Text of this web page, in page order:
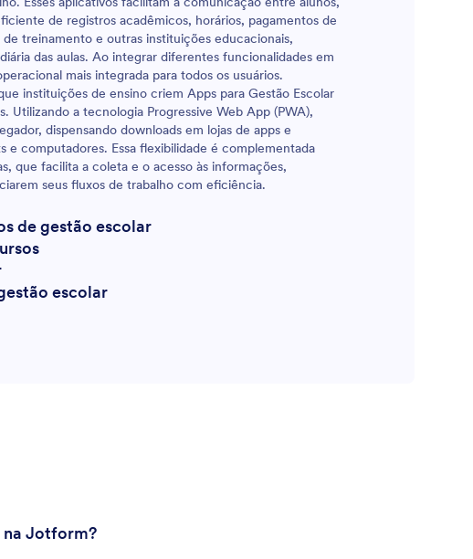
usando este App
personalizável.
inicial, adicione novos quizzes ou atualize
os existentes, inclua links, documentos e
imagens — e configure cálculos para gerar
notas automaticamente. Economize tempo
(e papel!) com um App Quiz de Matemática
gratuito da Jotform.
de registros acadêmicos, horários, pagamentos de
treinamento e outras instituições educacionais,
das aulas. Ao integrar diferentes funcionalidades em
mais integrada para todos os usuários.
instituições de ensino criem Apps para Gestão Escolar
Utilizando a tecnologia Progressive Web App (PWA),
dispensando downloads em lojas de apps e
computadores. Essa flexibilidade é complementada
que facilita a coleta e o acesso às informações,
seus fluxos de trabalho com eficiência.
de gestão escolar
escolar
na Jotform?